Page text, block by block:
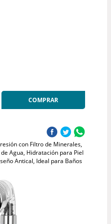
COMPRAR
con Filtro de Minerales,
Agua, Hidratación para Piel
Antical, Ideal para Baños